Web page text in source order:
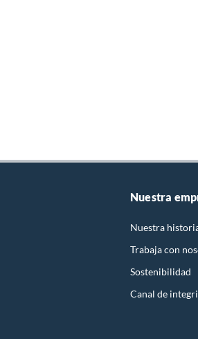
Nuestra
Nuestra
Trabaja con
Sostenibilidad
Canal de